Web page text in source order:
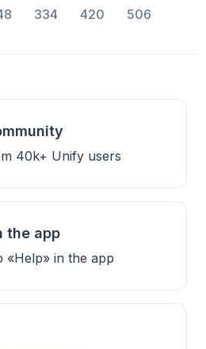
334 420 506
40k+ Unify users
the app
«Help» in the app